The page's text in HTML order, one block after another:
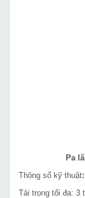
Pa
Thông số kỹ thuật:
Tải trọng tối đa: 3